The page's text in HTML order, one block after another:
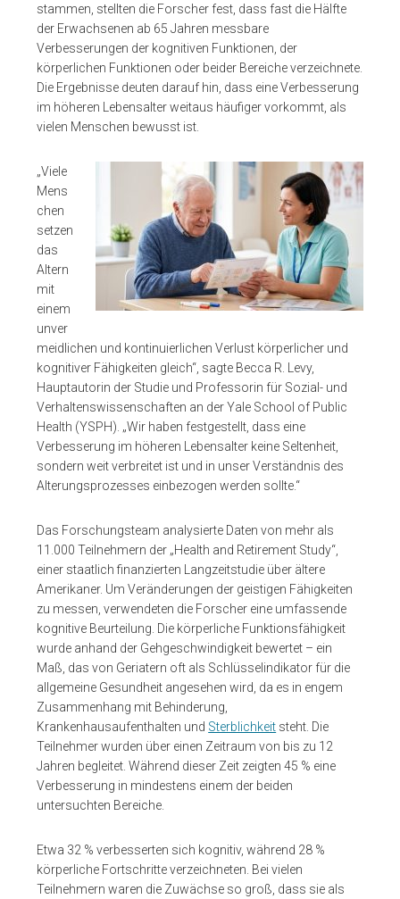
stammen, stellten die Forscher fest, dass fast die Hälfte
der Erwachsenen ab 65 Jahren messbare
Verbesserungen der kognitiven Funktionen, der
körperlichen Funktionen oder beider Bereiche verzeichnete.
Die Ergebnisse deuten darauf hin, dass eine Verbesserung
im höheren Lebensalter weitaus häufiger vorkommt, als
vielen Menschen bewusst ist.
„Viele
Mens
chen
setzen
das
Altern
mit
einem
unver
meidlichen und kontinuierlichen Verlust körperlicher und
kognitiver Fähigkeiten gleich“, sagte Becca R. Levy,
Hauptautorin der Studie und Professorin für Sozial- und
Verhaltenswissenschaften an der Yale School of Public
Health (YSPH). „Wir haben festgestellt, dass eine
Verbesserung im höheren Lebensalter keine Seltenheit,
sondern weit verbreitet ist und in unser Verständnis des
Alterungsprozesses einbezogen werden sollte.“
Das Forschungsteam analysierte Daten von mehr als
11.000 Teilnehmern der „Health and Retirement Study“,
einer staatlich finanzierten Langzeitstudie über ältere
Amerikaner. Um Veränderungen der geistigen Fähigkeiten
zu messen, verwendeten die Forscher eine umfassende
kognitive Beurteilung. Die körperliche Funktionsfähigkeit
wurde anhand der Gehgeschwindigkeit bewertet – ein
Maß, das von Geriatern oft als Schlüsselindikator für die
allgemeine Gesundheit angesehen wird, da es in engem
Zusammenhang mit Behinderung,
Krankenhausaufenthalten und Sterblichkeit steht. Die
Teilnehmer wurden über einen Zeitraum von bis zu 12
Jahren begleitet. Während dieser Zeit zeigten 45 % eine
Verbesserung in mindestens einem der beiden
untersuchten Bereiche.
Etwa 32 % verbesserten sich kognitiv, während 28 %
körperliche Fortschritte verzeichneten. Bei vielen
Teilnehmern waren die Zuwächse so groß, dass sie als